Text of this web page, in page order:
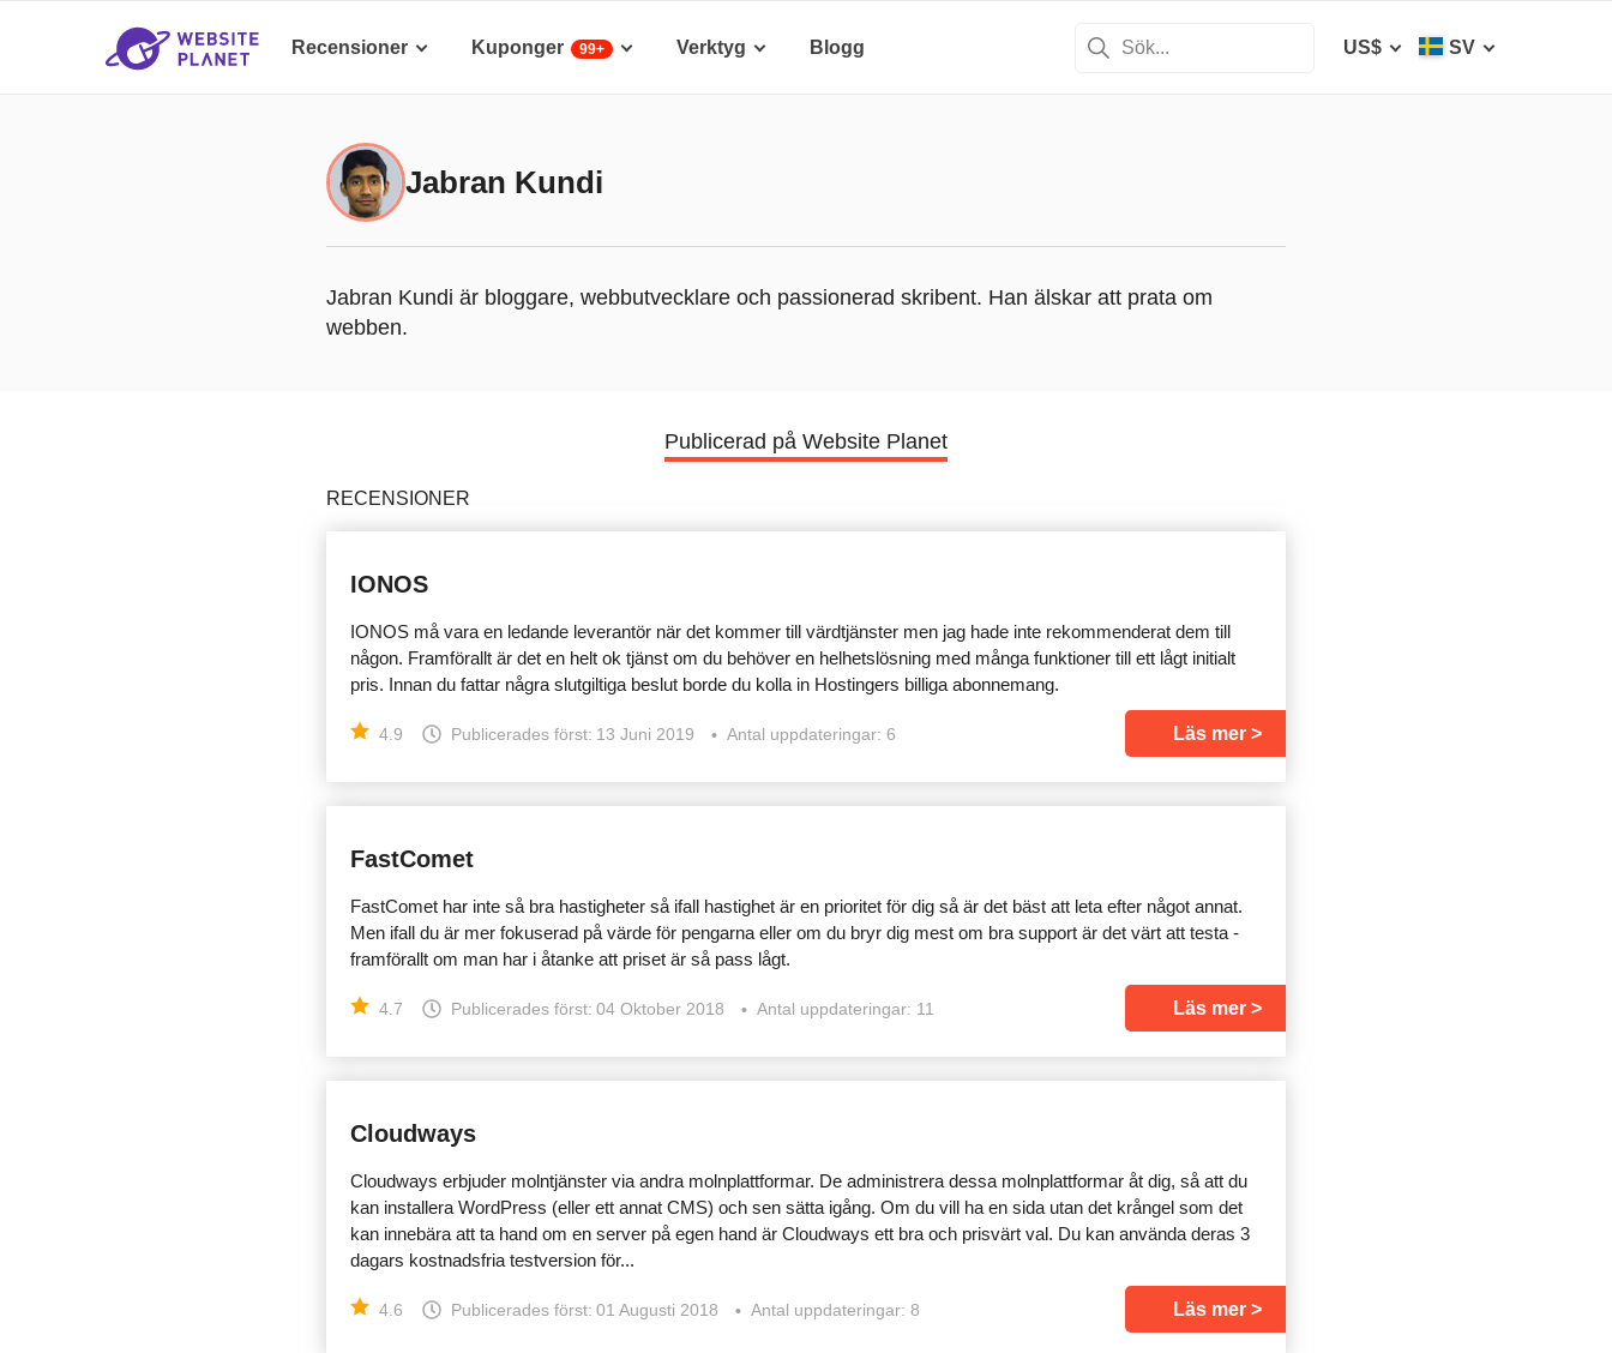
Recensioner Kuponger 99+ Verktyg Blogg US$ SV
Jabran Kundi
Jabran Kundi är bloggare, webbutvecklare och passionerad skribent. Han älskar att prata om
webben.
Publicerad på Website Planet
RECENSIONER
IONOS
IONOS må vara en ledande leverantör när det kommer till värdtjänster men jag hade inte rekommenderat dem till
någon. Framförallt är det en helt ok tjänst om du behöver en helhetslösning med många funktioner till ett lågt initialt
pris. Innan du fattar några slutgiltiga beslut borde du kolla in Hostingers billiga abonnemang.
4.9 Publicerades först: 13 Juni 2019 Antal uppdateringar: 6 Läs mer
FastComet
FastComet har inte så bra hastigheter så ifall hastighet är en prioritet för dig så är det bäst att leta efter något annat.
Men ifall du är mer fokuserad på värde för pengarna eller om du bryr dig mest om bra support är det värt att testa -
framförallt om man har i åtanke att priset är så pass lågt.
4.7 Publicerades först: 04 Oktober 2018 Antal uppdateringar: 11 Läs mer
Cloudways
Cloudways erbjuder molntjänster via andra molnplattformar. De administrera dessa molnplattformar åt dig, så att du
kan installera WordPress (eller ett annat CMS) och sen sätta igång. Om du vill ha en sida utan det krångel som det
kan innebära att ta hand om en server på egen hand är Cloudways ett bra och prisvärt val. Du kan använda deras 3
dagars kostnadsfria testversion för...
4.6 Publicerades först: 01 Augusti 2018 Antal uppdateringar: 8 Läs mer